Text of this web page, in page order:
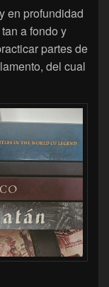
en profundidad
a fondo y
partes de
del cual